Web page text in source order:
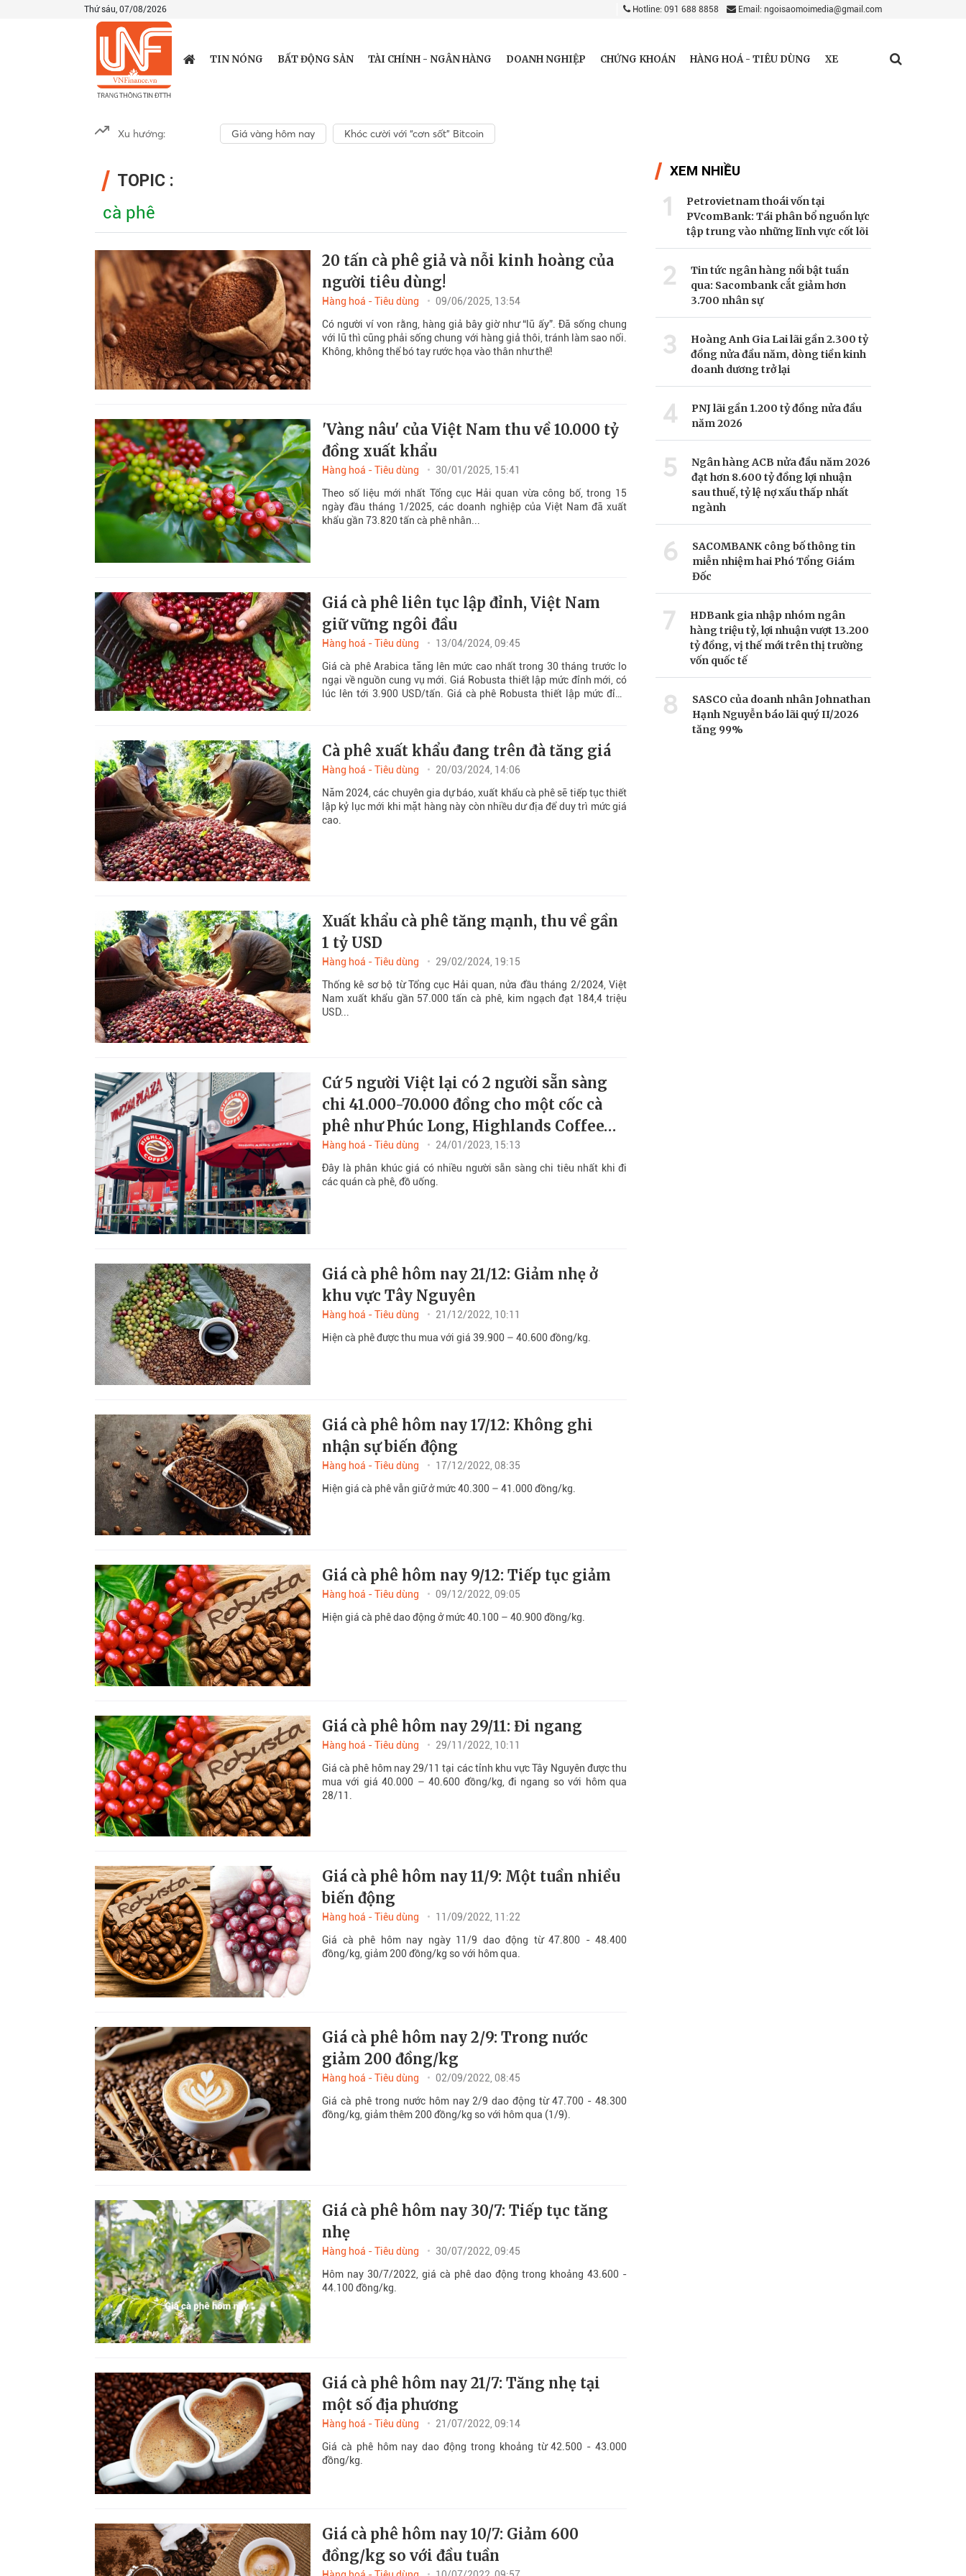
Thứ sáu, 07/08/2026 Hotline: 091 688 8858 Email: ngoisaomoimedia@gmail.com
TIN NÓNG BẤT ĐỘNG SẢN TÀI CHÍNH - NGÂN HÀNG DOANH NGHIỆP CHỨNG KHOÁN HÀNG HOÁ - TIÊU DÙNG XE
Xu hướng: Giá vàng hôm nay Khóc cười với “cơn sốt” Bitcoin
TOPIC :
cà phê
20 tấn cà phê giả và nỗi kinh hoàng của
người tiêu dùng!
Hàng hoá - Tiêu dùng
09/06/2025, 13:54
Có người ví von rằng, hàng giả bây giờ như “lũ ấy”. Đã sống chung
với lũ thì cũng phải sống chung với hàng giả thôi, tránh làm sao nổi.
Không, không thể bó tay rước họa vào thân như thế!
'Vàng nâu' của Việt Nam thu về 10.000 tỷ
đồng xuất khẩu
Hàng hoá - Tiêu dùng
30/01/2025, 15:41
Theo số liệu mới nhất Tổng cục Hải quan vừa công bố, trong 15
ngày đầu tháng 1/2025, các doanh nghiệp của Việt Nam đã xuất
khẩu gần 73.820 tấn cà phê nhân...
Giá cà phê liên tục lập đỉnh, Việt Nam
giữ vững ngôi đầu
Hàng hoá - Tiêu dùng
13/04/2024, 09:45
Giá cà phê Arabica tăng lên mức cao nhất trong 30 tháng trước lo
ngại về nguồn cung vụ mới. Giá Robusta thiết lập mức đỉnh mới, có
lúc lên tới 3.900 USD/tấn. Giá cà phê Robusta thiết lập mức đỉnh
Cà phê xuất khẩu đang trên đà tăng giá
Hàng hoá - Tiêu dùng
20/03/2024, 14:06
Năm 2024, các chuyên gia dự báo, xuất khẩu cà phê sẽ tiếp tục thiết
lập kỷ lục mới khi mặt hàng này còn nhiều dư địa để duy trì mức giá
cao.
Xuất khẩu cà phê tăng mạnh, thu về gần
1 tỷ USD
Hàng hoá - Tiêu dùng
29/02/2024, 19:15
Thống kê sơ bộ từ Tổng cục Hải quan, nửa đầu tháng 2/2024, Việt
Nam xuất khẩu gần 57.000 tấn cà phê, kim ngạch đạt 184,4 triệu
USD...
Cứ 5 người Việt lại có 2 người sẵn sàng
chi 41.000-70.000 đồng cho một cốc cà
phê như Phúc Long, Highlands Coffee…
Hàng hoá - Tiêu dùng
24/01/2023, 15:13
Đây là phân khúc giá có nhiều người sẵn sàng chi tiêu nhất khi đi
các quán cà phê, đồ uống.
Giá cà phê hôm nay 21/12: Giảm nhẹ ở
khu vực Tây Nguyên
Hàng hoá - Tiêu dùng
21/12/2022, 10:11
Hiện cà phê được thu mua với giá 39.900 – 40.600 đồng/kg.
Giá cà phê hôm nay 17/12: Không ghi
nhận sự biến động
Hàng hoá - Tiêu dùng
17/12/2022, 08:35
Hiện giá cà phê vẫn giữ ở mức 40.300 – 41.000 đồng/kg.
Giá cà phê hôm nay 9/12: Tiếp tục giảm
Hàng hoá - Tiêu dùng
09/12/2022, 09:05
Hiện giá cà phê dao động ở mức 40.100 – 40.900 đồng/kg.
Giá cà phê hôm nay 29/11: Đi ngang
Hàng hoá - Tiêu dùng
29/11/2022, 10:11
Giá cà phê hôm nay 29/11 tại các tỉnh khu vực Tây Nguyên được thu
mua với giá 40.000 – 40.600 đồng/kg, đi ngang so với hôm qua
28/11.
Giá cà phê hôm nay 11/9: Một tuần nhiều
biến động
Hàng hoá - Tiêu dùng
11/09/2022, 11:22
Giá cà phê hôm nay ngày 11/9 dao động từ 47.800 - 48.400
đồng/kg, giảm 200 đồng/kg so với hôm qua.
Giá cà phê hôm nay 2/9: Trong nước
giảm 200 đồng/kg
Hàng hoá - Tiêu dùng
02/09/2022, 08:45
Giá cà phê trong nước hôm nay 2/9 dao động từ 47.700 - 48.300
đồng/kg, giảm thêm 200 đồng/kg so với hôm qua (1/9).
Giá cà phê hôm nay 30/7: Tiếp tục tăng
nhẹ
Hàng hoá - Tiêu dùng
30/07/2022, 09:45
Hôm nay 30/7/2022, giá cà phê dao động trong khoảng 43.600 -
44.100 đồng/kg.
Giá cà phê hôm nay 21/7: Tăng nhẹ tại
một số địa phương
Hàng hoá - Tiêu dùng
21/07/2022, 09:14
Giá cà phê hôm nay dao động trong khoảng từ 42.500 - 43.000
đồng/kg.
Giá cà phê hôm nay 10/7: Giảm 600
đồng/kg so với đầu tuần
XEM NHIỀU
1
Petrovietnam thoái vốn tại
PVcomBank: Tái phân bổ nguồn lực
tập trung vào những lĩnh vực cốt lõi
2
Tin tức ngân hàng nổi bật tuần
qua: Sacombank cắt giảm hơn
3.700 nhân sự
3
Hoàng Anh Gia Lai lãi gần 2.300 tỷ
đồng nửa đầu năm, dòng tiền kinh
doanh dương trở lại
4
PNJ lãi gần 1.200 tỷ đồng nửa đầu
năm 2026
5
Ngân hàng ACB nửa đầu năm 2026
đạt hơn 8.600 tỷ đồng lợi nhuận
sau thuế, tỷ lệ nợ xấu thấp nhất
ngành
6
SACOMBANK công bố thông tin
miễn nhiệm hai Phó Tổng Giám
Đốc
7
HDBank gia nhập nhóm ngân
hàng triệu tỷ, lợi nhuận vượt 13.200
tỷ đồng, vị thế mới trên thị trường
vốn quốc tế
8
SASCO của doanh nhân Johnathan
Hạnh Nguyễn báo lãi quý II/2026
tăng 99%